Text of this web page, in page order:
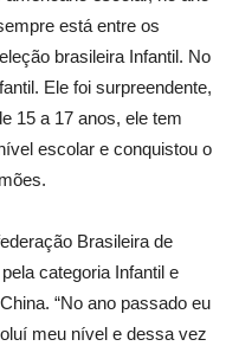
está entre os
brasileira Infantil. No
Ele foi surpreendente,
15 a 17 anos, ele tem
escolar e conquistou o
Brasileira de
categoria Infantil e
“No ano passado eu
meu nível e dessa vez